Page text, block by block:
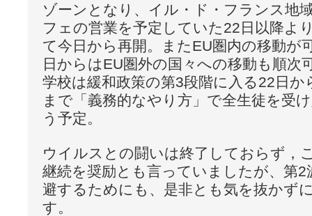
ゾーンとなり、イル・ド・フランス地
フェの営業を予定していた22日以降よ
て今日から再開。またEU圏内の移動が
日からはEU圏外の国々への移動も順次
学校は緩和政策の第3段階に入る22日か
まで「義務的なやり方」で全生徒を受
う予定。
ウイルスとの闘いは終了しておらず，
継続を奨励とも言っていましたが、第2
避するためにも、是非とも気を抜かず
す。